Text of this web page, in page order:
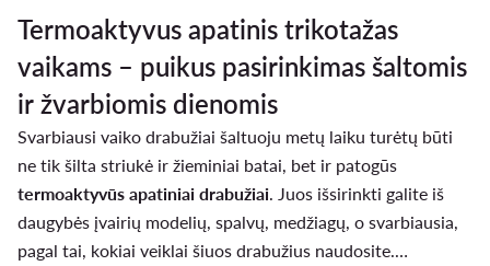
Termoaktyvus apatinis trikotažas
vaikams – puikus pasirinkimas šaltomis
ir žvarbiomis dienomis
Svarbiausi vaiko drabužiai šaltuoju metų laiku turėtų būti
ne tik šilta striukė ir žieminiai batai, bet ir patogūs
termoaktyvūs apatiniai drabužiai. Juos išsirinkti galite iš
daugybės įvairių modelių, spalvų, medžiagų, o svarbiausia,
pagal tai, kokiai veiklai šiuos drabužius naudosite.